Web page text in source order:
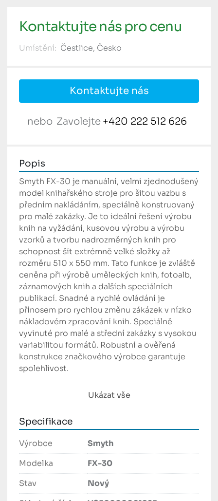
Kontaktujte nás pro cenu
Umístění: Čestlice, Česko
Kontaktujte nás
nebo Zavolejte +420 222 512 626
Popis
Smyth FX-30 je manuální, velmi zjednodušený
model knihařského stroje pro šitou vazbu s
předním nakládáním, speciálně konstruovaný
pro malé zakázky. Je to ideální řešení výrobu
knih na vyžádání, kusovou výrobu a výrobu
vzorků a tvorbu nadrozměrných knih pro
schopnost šít extrémně velké složky až
rozměru 510 x 550 mm. Tato funkce je zvláště
ceněna při výrobě uměleckých knih, fotoalb,
záznamových knih a dalších speciálních
publikací. Snadné a rychlé ovládání je
přínosem pro rychlou změnu zákázek v nízko
nákladovém zpracování knih. Speciálně
vyvinuté pro malé a střední zakázky s vysokou
variabilitou formátů. Robustní a ověřená
konstrukce značkového výrobce garantuje
spolehlivost.
Manuální podávání složek s předním vstupem
Extrémně snadné použití, nevyžaduje žádnou
údržbu
Rychlé a snadné přenastavení při změně
zakázek
Ukázat vše
Specifikace
Výrobce
Smyth
Modelka
FX-30
Stav
Nový